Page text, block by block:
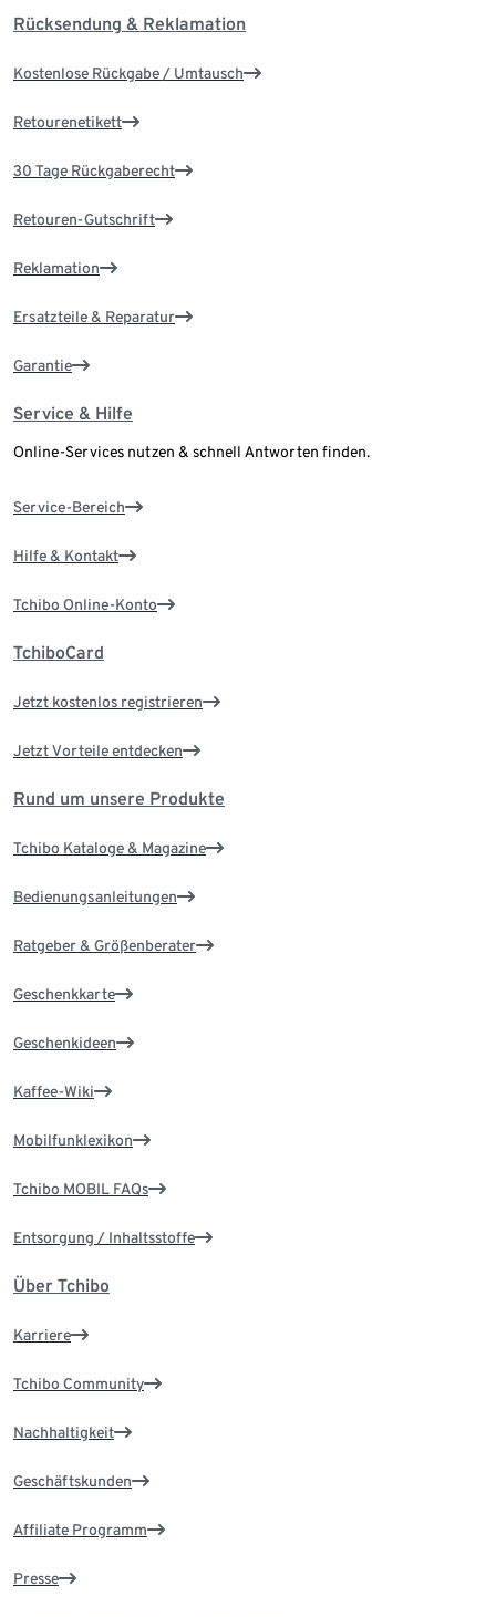
Rücksendung & Reklamation
Kostenlose Rückgabe / Umtausch
Retourenetikett
30 Tage Rückgaberecht
Retouren-Gutschrift
Reklamation
Ersatzteile & Reparatur
Garantie
Service & Hilfe
Online-Services nutzen & schnell Antworten finden.
Service-Bereich
Hilfe & Kontakt
Tchibo Online-Konto
TchiboCard
Jetzt kostenlos registrieren
Jetzt Vorteile entdecken
Rund um unsere Produkte
Tchibo Kataloge & Magazine
Bedienungsanleitungen
Ratgeber & Größenberater
Geschenkkarte
Geschenkideen
Kaffee-Wiki
Mobilfunklexikon
Tchibo MOBIL FAQs
Entsorgung / Inhaltsstoffe
Über Tchibo
Karriere
Tchibo Community
Nachhaltigkeit
Geschäftskunden
Affiliate Programm
Presse